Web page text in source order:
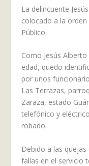
La delincuente
colocado a la
Público.
Como Jesús
edad, quedo
por unos
Las Terrazas,
Zaraza, estado
telefónico y
robado.
Debido a las
fallas en el servicio